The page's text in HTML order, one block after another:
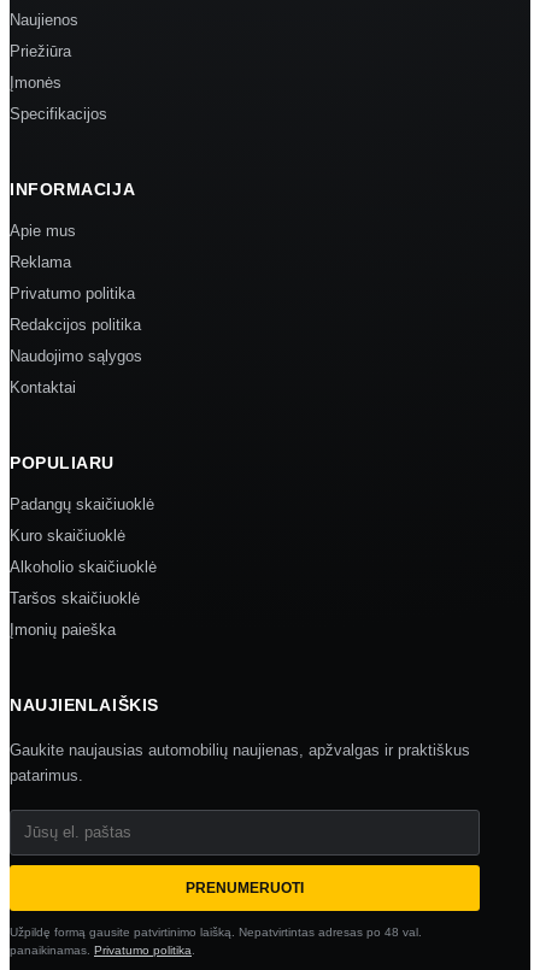
Naujienos
Priežiūra
Įmonės
Specifikacijos
INFORMACIJA
Apie mus
Reklama
Privatumo politika
Redakcijos politika
Naudojimo sąlygos
Kontaktai
POPULIARU
Padangų skaičiuoklė
Kuro skaičiuoklė
Alkoholio skaičiuoklė
Taršos skaičiuoklė
Įmonių paieška
NAUJIENLAIŠKIS
Gaukite naujausias automobilių naujienas, apžvalgas ir praktiškus
patarimus.
Jūsų el. paštas
PRENUMERUOTI
Užpildę formą gausite patvirtinimo laišką. Nepatvirtintas adresas po 48 val.
panaikinamas. Privatumo politika